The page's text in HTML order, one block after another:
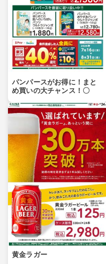
パンパースがお得に！まと
め買いの大チャンス！〇
黄金ラガー